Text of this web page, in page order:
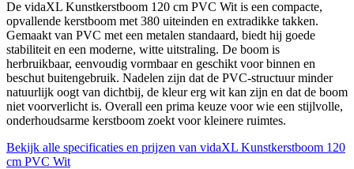
De vidaXL Kunstkerstboom 120 cm PVC Wit is een compacte,
opvallende kerstboom met 380 uiteinden en extradikke takken.
Gemaakt van PVC met een metalen standaard, biedt hij goede
stabiliteit en een moderne, witte uitstraling. De boom is
herbruikbaar, eenvoudig vormbaar en geschikt voor binnen en
beschut buitengebruik. Nadelen zijn dat de PVC-structuur minder
natuurlijk oogt van dichtbij, de kleur erg wit kan zijn en dat de boom
niet voorverlicht is. Overall een prima keuze voor wie een stijlvolle,
onderhoudsarme kerstboom zoekt voor kleinere ruimtes.
Bekijk alle specificaties en prijzen van vidaXL Kunstkerstboom 120
cm PVC Wit